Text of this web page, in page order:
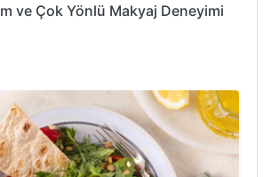
ve Çok Yönlü Makyaj Deneyimi